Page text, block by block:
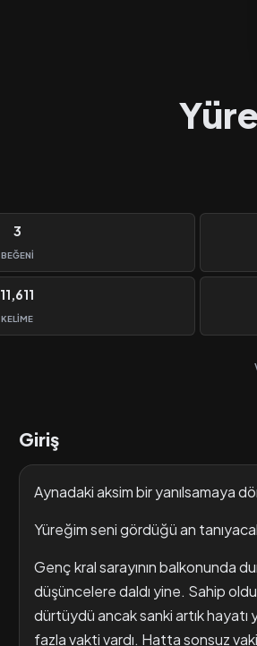
3
BEĞENI
11,611
KELIME
Giriş
Aynadaki aksim bir yanılsamaya
Yüreğim seni gördüğü an
Genç kral sarayının balkonunda
düşüncelere daldı yine. Sahip
dürtüydü ancak sanki artık hayatı
fazla vakti vardı. Hatta sonsuz